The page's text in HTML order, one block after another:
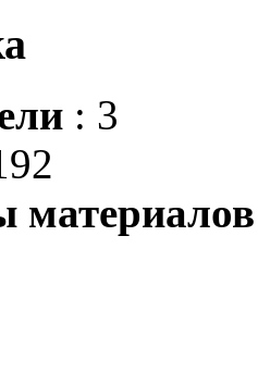
: 3
материалов